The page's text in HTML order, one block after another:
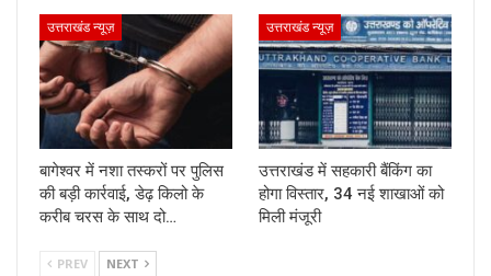
उत्तराखंड न्यूज़
बागेश्वर में नशा तस्करों पर पुलिस
की बड़ी कार्रवाई, डेढ़ किलो के
करीब चरस के साथ दो…
उत्तराखंड न्यूज़
उत्तराखंड में सहकारी बैंकिंग का
होगा विस्तार, 34 नई शाखाओं को
मिली मंजूरी
PREV NEXT